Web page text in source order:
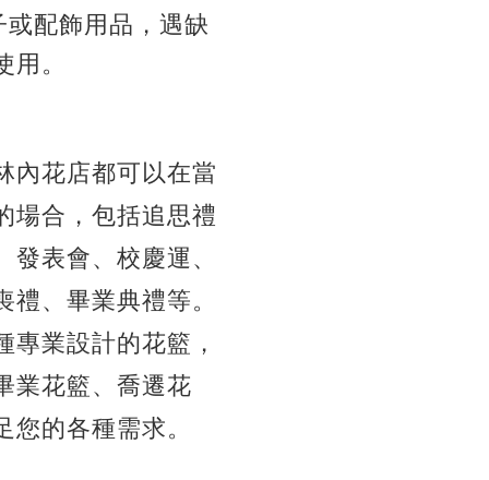
配飾用品，遇缺
。
內花店都可以在當
場合，包括追思禮
表會、校慶運、
、畢業典禮等。
業設計的花籃，
業花籃、喬遷花
的各種需求。